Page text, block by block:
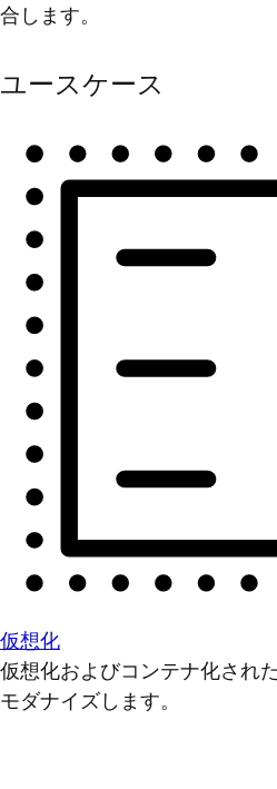
合します。
ユースケース
仮想化
仮想化およびコンテナ化され
モダナイズします。